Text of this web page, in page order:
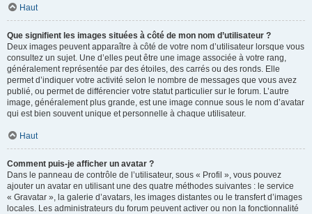
Haut
Que signifient les images situées à côté de mon nom d’utilisateur ?
Deux images peuvent apparaître à côté de votre nom d’utilisateur lorsque vous
consultez un sujet. Une d’elles peut être une image associée à votre rang,
généralement représentée par des étoiles, des carrés ou des ronds. Elle
permet d’indiquer votre activité selon le nombre de messages que vous avez
publié, ou permet de différencier votre statut particulier sur le forum. L’autre
image, généralement plus grande, est une image connue sous le nom d’avatar
qui est bien souvent unique et personnelle à chaque utilisateur.
Haut
Comment puis-je afficher un avatar ?
Dans le panneau de contrôle de l’utilisateur, sous « Profil », vous pouvez
ajouter un avatar en utilisant une des quatre méthodes suivantes : le service
« Gravatar », la galerie d’avatars, les images distantes ou le transfert d’images
locales. Les administrateurs du forum peuvent activer ou non la fonctionnalité